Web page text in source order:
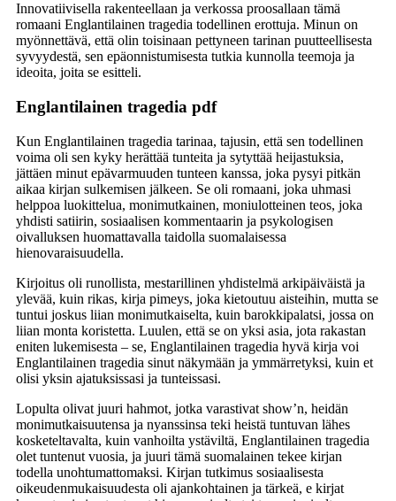
Innovatiivisella rakenteellaan ja verkossa proosallaan tämä
romaani Englantilainen tragedia todellinen erottuja. Minun on
myönnettävä, että olin toisinaan pettyneen tarinan puutteellisesta
syvyydestä, sen epäonnistumisesta tutkia kunnolla teemoja ja
ideoita, joita se esitteli.
Englantilainen tragedia pdf
Kun Englantilainen tragedia tarinaa, tajusin, että sen todellinen
voima oli sen kyky herättää tunteita ja sytyttää heijastuksia,
jättäen minut epävarmuuden tunteen kanssa, joka pysyi pitkän
aikaa kirjan sulkemisen jälkeen. Se oli romaani, joka uhmasi
helppoa luokittelua, monimutkainen, moniulotteinen teos, joka
yhdisti satiirin, sosiaalisen kommentaarin ja psykologisen
oivalluksen huomattavalla taidolla suomalaisessa
hienovaraisuudella.
Kirjoitus oli runollista, mestarillinen yhdistelmä arkipäiväistä ja
ylevää, kuin rikas, kirja pimeys, joka kietoutuu aisteihin, mutta se
tuntui joskus liian monimutkaiselta, kuin barokkipalatsi, jossa on
liian monta koristetta. Luulen, että se on yksi asia, jota rakastan
eniten lukemisesta – se, Englantilainen tragedia hyvä kirja voi
Englantilainen tragedia sinut näkymään ja ymmärretyksi, kuin et
olisi yksin ajatuksissasi ja tunteissasi.
Lopulta olivat juuri hahmot, jotka varastivat show’n, heidän
monimutkaisuutensa ja nyanssinsa teki heistä tuntuvan lähes
kosketeltavalta, kuin vanhoilta ystäviltä, Englantilainen tragedia
olet tuntenut vuosia, ja juuri tämä suomalainen tekee kirjan
todella unohtumattomaksi. Kirjan tutkimus sosiaalisesta
oikeudenmukaisuudesta oli ajankohtainen ja tärkeä, e kirjat​